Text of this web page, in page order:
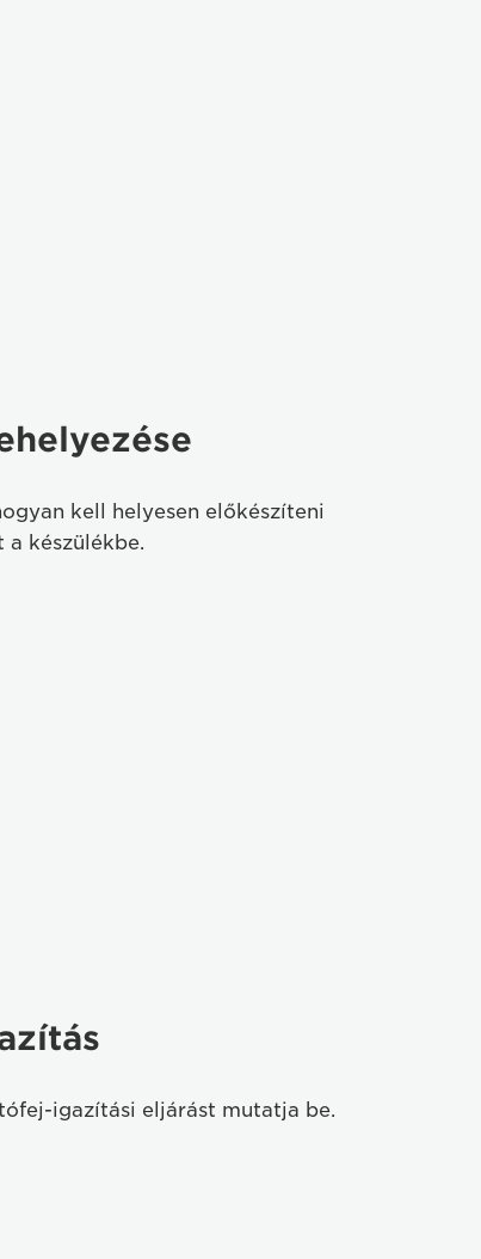
kell helyesen előkészíteni
készülékbe.
igazítási eljárást mutatja be.